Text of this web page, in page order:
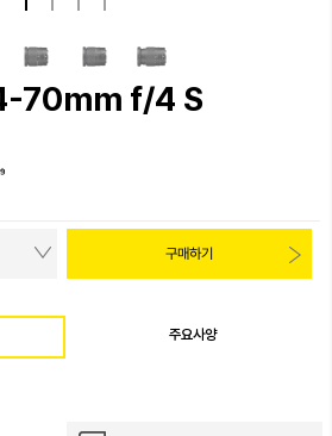
70mm f/4 S
구매하기
주요사양